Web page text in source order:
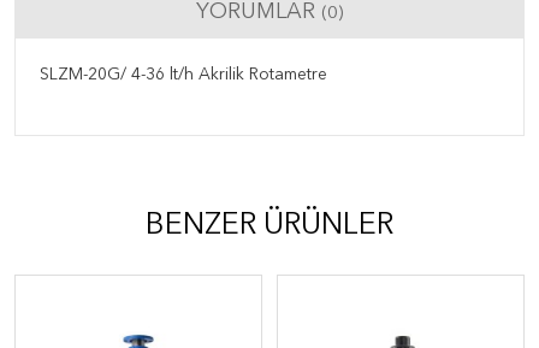
YORUMLAR (0)
SLZM-20G/ 4-36 lt/h Akrilik Rotametre
BENZER ÜRÜNLER